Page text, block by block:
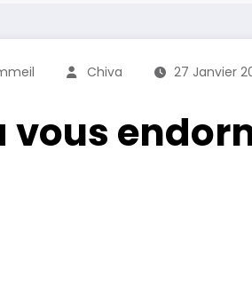
Chiva 27 Janvier
vous